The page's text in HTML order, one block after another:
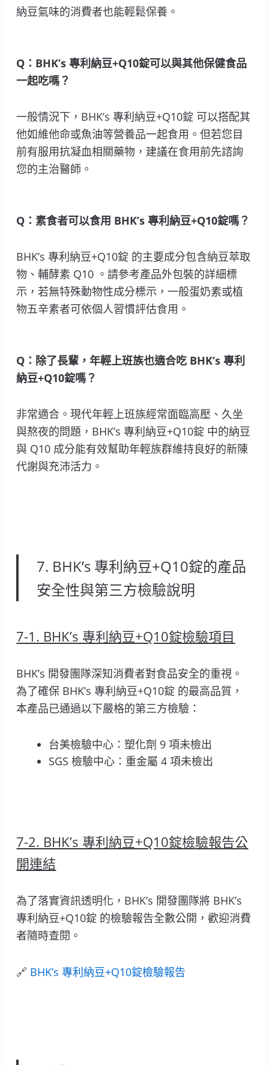
納豆氣味的消費者也能輕鬆保養。
Q：BHK’s 專利納豆+Q10錠可以與其他保健食品
一起吃嗎？
一般情況下，BHK’s 專利納豆+Q10錠 可以搭配其
他如維他命或魚油等營養品一起食用。但若您目
前有服用抗凝血相關藥物，建議在食用前先諮詢
您的主治醫師。
Q：素食者可以食用 BHK’s 專利納豆+Q10錠嗎？
BHK’s 專利納豆+Q10錠 的主要成分包含納豆萃取
物、輔酵素 Q10 。請參考產品外包裝的詳細標
示，若無特殊動物性成分標示，一般蛋奶素或植
物五辛素者可依個人習慣評估食用。
Q：除了長輩，年輕上班族也適合吃 BHK’s 專利
納豆+Q10錠嗎？
非常適合。現代年輕上班族經常面臨高壓、久坐
與熬夜的問題，BHK’s 專利納豆+Q10錠 中的納豆
與 Q10 成分能有效幫助年輕族群維持良好的新陳
代謝與充沛活力。
7. BHK’s 專利納豆+Q10錠的產品
安全性與第三方檢驗說明
7-1. BHK’s 專利納豆+Q10錠檢驗項目
BHK’s 開發團隊深知消費者對食品安全的重視。
為了確保 BHK’s 專利納豆+Q10錠 的最高品質，
本產品已通過以下嚴格的第三方檢驗：
台美檢驗中心：塑化劑 9 項未檢出
SGS 檢驗中心：重金屬 4 項未檢出
7-2. BHK’s 專利納豆+Q10錠檢驗報告公
開連結
為了落實資訊透明化，BHK’s 開發團隊將 BHK’s
專利納豆+Q10錠 的檢驗報告全數公開，歡迎消費
者隨時查閱。
🔗 BHK’s 專利納豆+Q10錠檢驗報告